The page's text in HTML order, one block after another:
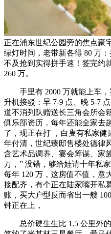
正在浦东世纪公园旁的焦点豪
绿灯时间，老带新各得 80 万
不及抢到实得拼手速！签完约
260 万。
手里有 2000 万就能上车，
升机接驳：早 7-9 点、晚 5-7
道不消列队赠送长三角会所会
俱乐部资历，每年还能全家去
了，现正在打 ，白叟有私家
年付清，世纪臻邸售楼处德律
含艺术品调养、宴会筹谋、家
万，” 没错，够给娃请十年私
每年 120 万，这房值不值，意
接配齐，有个正在陆家嘴开私
账，买大户型反而省出一艘
钟正在上，
总价硬生生比 1.5 公里外的